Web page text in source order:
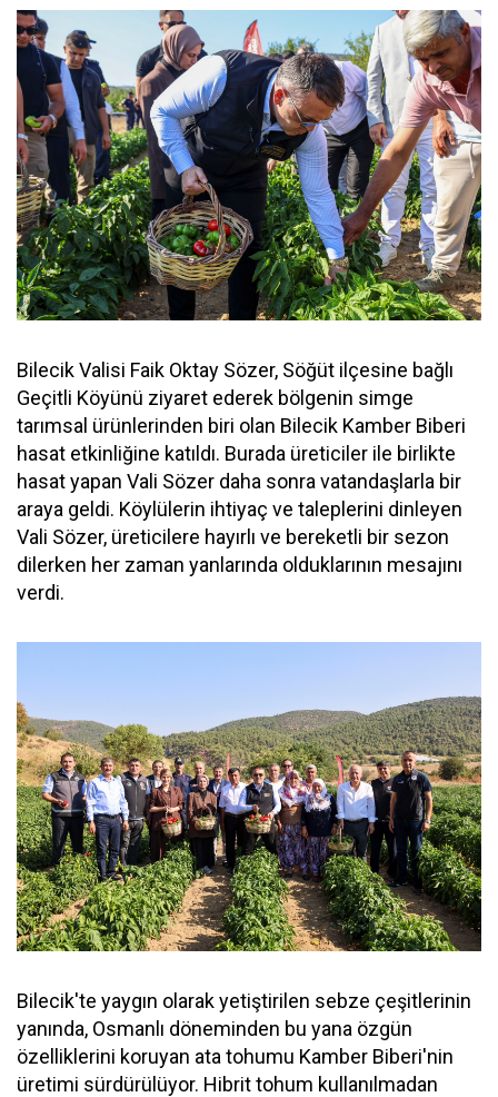
Bilecik Valisi Faik Oktay Sözer, Söğüt ilçesine bağlı
Geçitli Köyünü ziyaret ederek bölgenin simge
tarımsal ürünlerinden biri olan Bilecik Kamber Biberi
hasat etkinliğine katıldı. Burada üreticiler ile birlikte
hasat yapan Vali Sözer daha sonra vatandaşlarla bir
araya geldi. Köylülerin ihtiyaç ve taleplerini dinleyen
Vali Sözer, üreticilere hayırlı ve bereketli bir sezon
dilerken her zaman yanlarında olduklarının mesajını
verdi.
Bilecik'te yaygın olarak yetiştirilen sebze çeşitlerinin
yanında, Osmanlı döneminden bu yana özgün
özelliklerini koruyan ata tohumu Kamber Biberi'nin
üretimi sürdürülüyor. Hibrit tohum kullanılmadan